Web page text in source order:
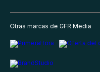
Otras marcas de GFR Media